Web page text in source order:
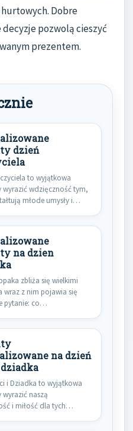
Dobre
pozwolą cieszyć
prezentem.
dzień
to wyjątkowa
wyrazić wdzięczność tym,
młode umysły i
na dzien
zbliża się wielkimi
wraz z nim pojawia się
pytanie: co…
na dzień
i Dziadka to wyjątkowa
wyrazić naszą
i miłość dla tych…